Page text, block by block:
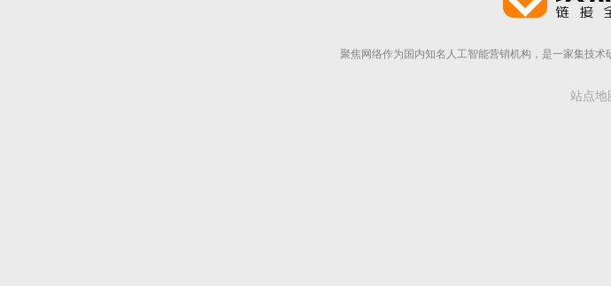
聚焦网络作为国内知名人工智能营销机构，是一家集技术
站点地